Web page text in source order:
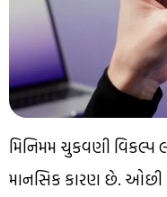
મિનિમમ ચુકવણી
માનસિક કારણ છે. ઓછી